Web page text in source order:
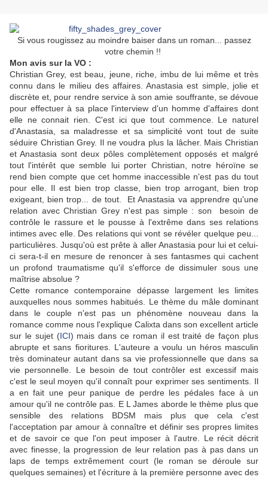
Si vous rougissez au moindre baiser dans un roman... passez
votre chemin !!
Mon avis sur la VO :
Christian Grey, est beau, jeune, riche, imbu de lui même et très
connu dans le milieu des affaires. Anastasia est simple, jolie et
discrète et, pour rendre service à son amie souffrante, se dévoue
pour effectuer à sa place l'interview d'un homme d'affaires dont
elle ne connait rien. C'est ici que tout commence. Le naturel
d'Anastasia, sa maladresse et sa simplicité vont tout de suite
séduire Christian Grey. Il ne voudra plus la lâcher. Mais Christian
et Anastasia sont deux pôles complètement opposés et malgré
tout l'intérêt que semble lui porter Christian, notre héroïne se
rend bien compte que cet homme inaccessible n'est pas du tout
pour elle. Il est bien trop classe, bien trop arrogant, bien trop
exigeant, bien trop... de tout. Et Anastasia va apprendre qu'une
relation avec Christian Grey n'est pas simple : son besoin de
contrôle le rassure et le pousse à l'extrême dans ses relations
intimes avec elle. Des relations qui vont se révéler quelque peu...
particulières. Jusqu'où est prête à aller Anastasia pour lui et celui-
ci sera-t-il en mesure de renoncer à ses fantasmes qui cachent
un profond traumatisme qu'il s'efforce de dissimuler sous une
maîtrise absolue ?
Cette romance contemporaine dépasse largement les limites
auxquelles nous sommes habitués. Le thème du mâle dominant
dans le couple n'est pas un phénomène nouveau dans la
romance comme nous l'explique Calixta dans son excellent article
sur le sujet (ICI) mais dans ce roman il est traité de façon plus
abrupte et sans fioritures. L'auteure a voulu un héros masculin
très dominateur autant dans sa vie professionnelle que dans sa
vie personnelle. Le besoin de tout contrôler est excessif mais
c'est le seul moyen qu'il connaît pour exprimer ses sentiments. Il
a en fait une peur panique de perdre les pédales face à un
amour qu'il ne contrôle pas. E L James aborde le thème plus que
sensible des relations BDSM mais plus que cela c'est
l'acceptation par amour à connaître et définir ses propres limites
et de savoir ce que l'on peut imposer à l'autre. Le récit décrit
avec finesse, la progression de leur relation pas à pas dans un
laps de temps extrêmement court (le roman se déroule sur
quelques semaines) et l'écriture à la première personne avec des